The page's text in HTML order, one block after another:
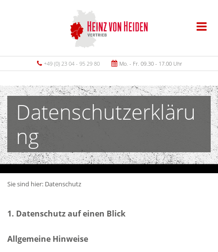
+49 (0) 23 04 - 95 29 80 Mo. - Fr. 09.30 - 17.00 Uhr
Datenschutzerkläru
ng
Sie sind hier: Datenschutz
1. Datenschutz auf einen Blick
Allgemeine Hinweise